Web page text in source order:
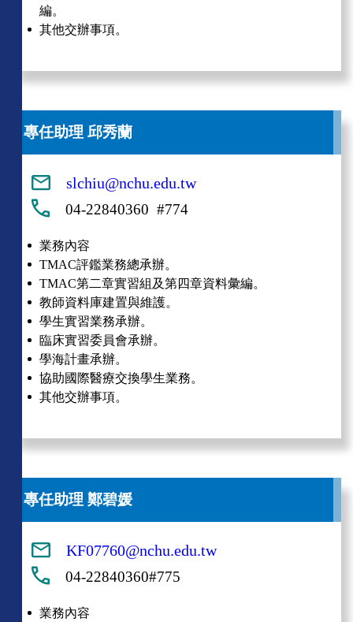
編。
其他交辦事項。
專任助理 邱秀蘭
slchiu@nchu.edu.tw
04-22840360 #774
業務內容
TMAC評鑑業務總承辦。
TMAC第二章實習組及第四章資料彙編。
教師資料庫建置與維護。
學生實習業務承辦。
臨床實習委員會承辦。
學海計畫承辦。
協助國際醫療交換學生業務。
其他交辦事項。
專任助理 鄭碧媛
KF07760@nchu.edu.tw
04-22840360#775
業務內容